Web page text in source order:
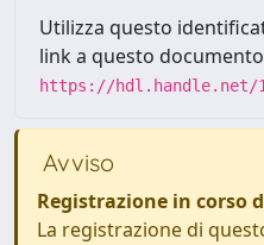
Utilizza questo
link a questo
https://hdl.handle.net/
Avviso
Registrazione in corso
La registrazione di